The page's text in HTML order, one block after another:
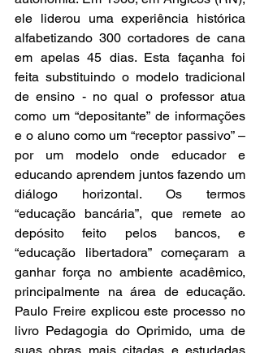
ele liderou uma experiência histórica
alfabetizando 300 cortadores de cana
em apelas 45 dias. Esta façanha foi
feita substituindo o modelo tradicional
de ensino - no qual o professor atua
como um “depositante” de informações
e o aluno como um “receptor passivo” –
por um modelo onde educador e
educando aprendem juntos fazendo um
diálogo horizontal. Os termos
“educação bancária”, que remete ao
depósito feito pelos bancos, e
“educação libertadora” começaram a
ganhar força no ambiente acadêmico,
principalmente na área de educação.
Paulo Freire explicou este processo no
livro Pedagogia do Oprimido, uma de